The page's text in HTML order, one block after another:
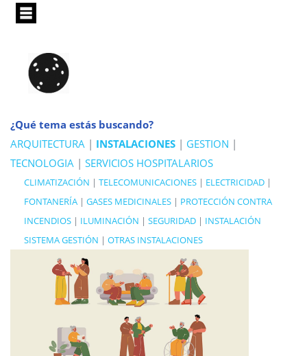
Pasar
principal
¿Qué tema estás buscando?
ARQUITECTURA | INSTALACIONES | GESTION |
TECNOLOGIA | SERVICIOS HOSPITALARIOS
CLIMATIZACIÓN | TELECOMUNICACIONES | ELECTRICIDAD |
FONTANERÍA | GASES MEDICINALES | PROTECCIÓN CONTRA
INCENDIOS | ILUMINACIÓN | SEGURIDAD | INSTALACIÓN
SISTEMA GESTIÓN | OTRAS INSTALACIONES